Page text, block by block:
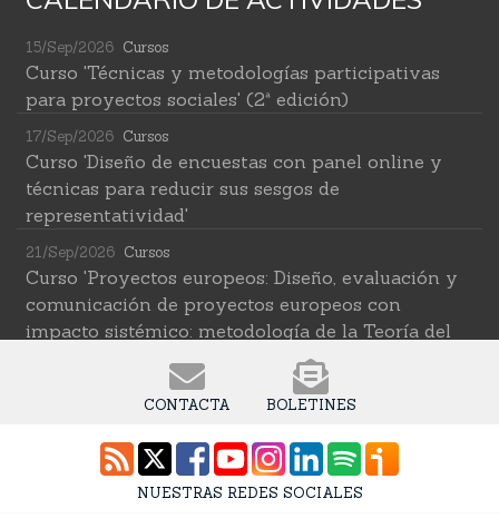
15/Sep/2026 Cursos
Curso 'Técnicas y metodologías participativas
para proyectos sociales' (2ª edición)
17/Sep/2026 Cursos
Curso 'Diseño de encuestas con panel online y
técnicas para reducir sus sesgos de
representatividad'
21/Sep/2026 Cursos
Curso 'Proyectos europeos: Diseño, evaluación y
comunicación de proyectos europeos con
impacto sistémico: metodología de la Teoría del
Cambio transformativa'
Cursos
ciencias sociales' (2ª edición)
Cursos
CONTACTA BOLETINES
NUESTRAS REDES SOCIALES